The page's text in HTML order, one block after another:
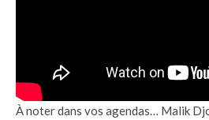
À noter dans vos agendas… Malik